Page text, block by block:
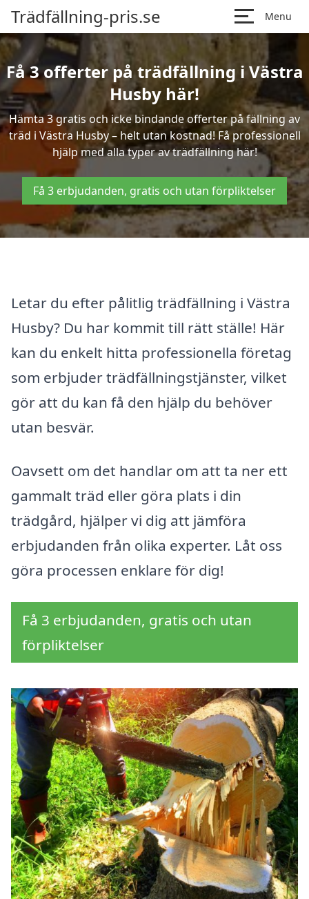
Trädfällning-pris.se Menu
Få 3 offerter på trädfällning i Västra
Husby här!
Hämta 3 gratis och icke bindande offerter på fällning av
träd i Västra Husby – helt utan kostnad! Få professionell
hjälp med alla typer av trädfällning här!
Få 3 erbjudanden, gratis och utan förpliktelser
Letar du efter pålitlig trädfällning i Västra
Husby? Du har kommit till rätt ställe! Här
kan du enkelt hitta professionella företag
som erbjuder trädfällningstjänster, vilket
gör att du kan få den hjälp du behöver
utan besvär.
Oavsett om det handlar om att ta ner ett
gammalt träd eller göra plats i din
trädgård, hjälper vi dig att jämföra
erbjudanden från olika experter. Låt oss
göra processen enklare för dig!
Få 3 erbjudanden, gratis och utan
förpliktelser